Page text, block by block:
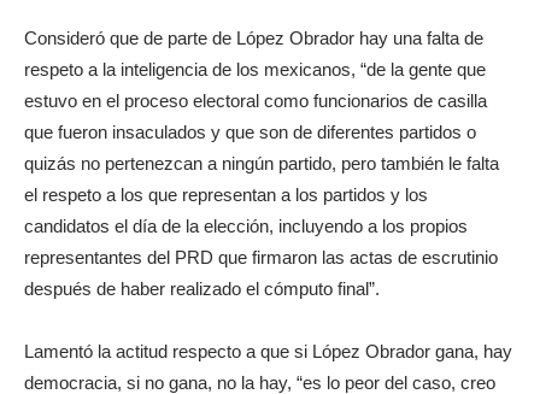
Consideró que de parte de López Obrador hay una falta de
respeto a la inteligencia de los mexicanos, “de la gente que
estuvo en el proceso electoral como funcionarios de casilla
que fueron insaculados y que son de diferentes partidos o
quizás no pertenezcan a ningún partido, pero también le falta
el respeto a los que representan a los partidos y los
candidatos el día de la elección, incluyendo a los propios
representantes del PRD que firmaron las actas de escrutinio
después de haber realizado el cómputo final”.
Lamentó la actitud respecto a que si López Obrador gana, hay
democracia, si no gana, no la hay, “es lo peor del caso, creo